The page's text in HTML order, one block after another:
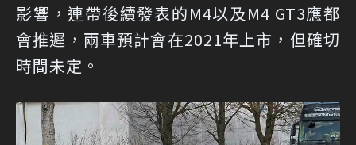
影響，連帶後續發表的M4以及M4 GT3應都
會推遲，兩車預計會在2021年上市，但確切
時間未定。